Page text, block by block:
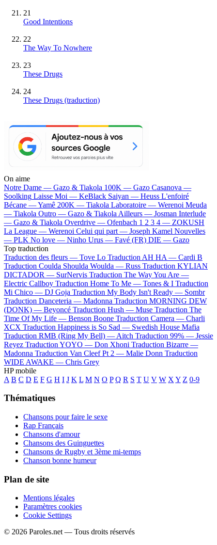
21
Good Intentions
22
The Way To Nowhere
23
These Drugs
24
These Drugs (traduction)
On aime
Notre Dame — Gazo & Tiakola 100K — Gazo Casanova —
Soolking Laisse Moi — KeBlack Saiyan — Heuss L'enfoiré
Bécane —Yamê 200K — Tiakola Laboratoire — Werenoi Meuda
— Tiakola Outro — Gazo & Tiakola Ailleurs — Josman Interlude
— Gazo & Tiakola Overdrive — Ofenbach 1 2 3 4 — ZOKUSH
La League — Werenoi Celui qui part — Joseph Kamel Nouvelles
— PLK No love — Ninho Urus — Favé (FR) DIE — Gazo
Top traduction
Traduction des fleurs — Tove Lo Traduction AH HA — Cardi B
Traduction Coulda Shoulda Woulda — Russ Traduction KYLIAN
DICTADOR — SurNervis Traduction The Way You Are —
Electric Callboy Traduction Home To Me — Tones & I Traduction
Mi Chico — DJ Goja Traduction My Body Isn't Ready — Sombr
Traduction Danceteria — Madonna Traduction MORNING DEW
(DONK) — Beyoncé Traduction Hush — Muse Traduction The
Time Of My Life — Benson Boone Traduction Camera — Charli
XCX Traduction Happiness is So Sad — Swedish House Mafia
Traduction RMB (Ring My Bell) — Aitch Traduction 99% — Jessie
Reyez Traduction YOYO — Don Xhoni Traduction Bizarre —
Madonna Traduction Van Cleef Pt 2 — Malie Donn Traduction
WIDE AWAKE — Chris Grey
HP mobile
A B C D E F G H I J K L M N O P Q R S T U V W X Y Z 0-9
Thématiques
Chansons pour faire le sexe
Rap Français
Chansons d'amour
Chansons des Guinguettes
Chansons de Rugby et 3ème mi-temps
Chanson bonne humeur
Plan de site
Mentions légales
Paramètres cookies
Cookie Settings
© 2026 Paroles.net — Tous droits réservés